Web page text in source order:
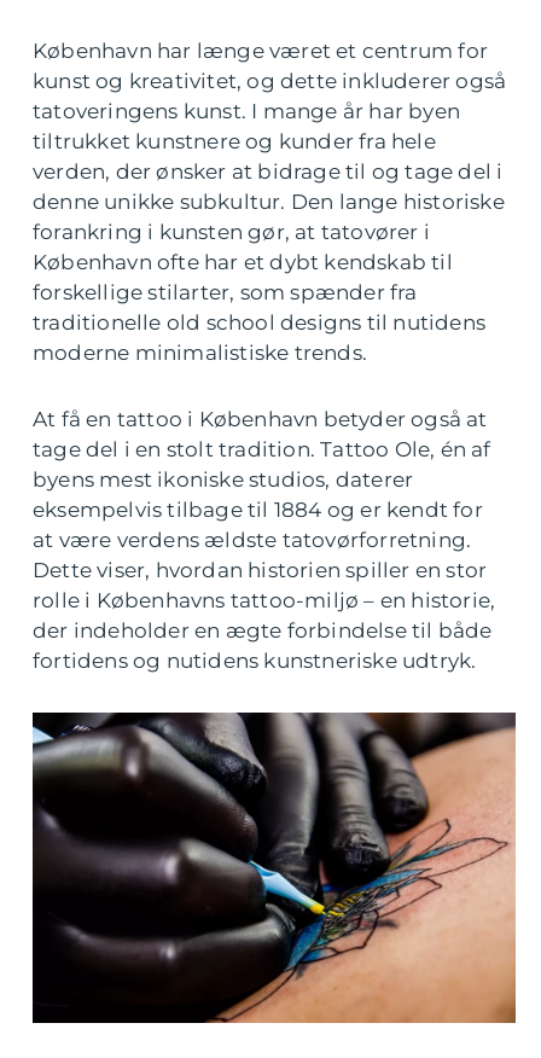
København har længe været et centrum for
kunst og kreativitet, og dette inkluderer også
tatoveringens kunst. I mange år har byen
tiltrukket kunstnere og kunder fra hele
verden, der ønsker at bidrage til og tage del i
denne unikke subkultur. Den lange historiske
forankring i kunsten gør, at tatovører i
København ofte har et dybt kendskab til
forskellige stilarter, som spænder fra
traditionelle old school designs til nutidens
moderne minimalistiske trends.
At få en tattoo i København betyder også at
tage del i en stolt tradition. Tattoo Ole, én af
byens mest ikoniske studios, daterer
eksempelvis tilbage til 1884 og er kendt for
at være verdens ældste tatovørforretning.
Dette viser, hvordan historien spiller en stor
rolle i Københavns tattoo-miljø – en historie,
der indeholder en ægte forbindelse til både
fortidens og nutidens kunstneriske udtryk.